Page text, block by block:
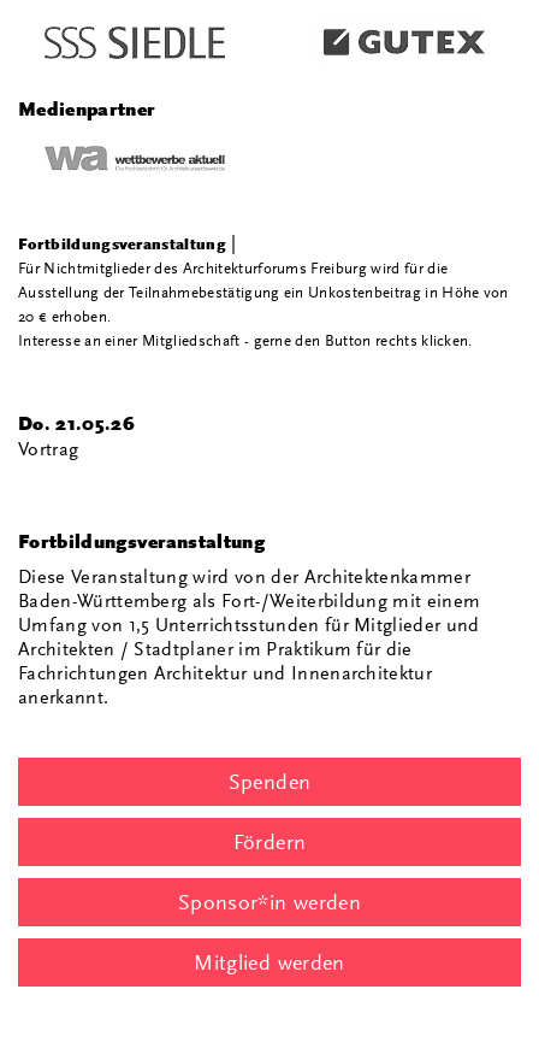
Medienpartner
Fortbildungsveranstaltung
Für Nichtmitglieder des Architekturforums Freiburg wird für die
Ausstellung der Teilnahmebestätigung ein Unkostenbeitrag in Höhe von
20 € erhoben.
Interesse an einer Mitgliedschaft - gerne den Button rechts klicken.
Do. 21.05.26
Vortrag
Fortbildungsveranstaltung
Diese Veranstaltung wird von der Architektenkammer
Baden-Württemberg als Fort-/Weiterbildung mit einem
Umfang von 1,5 Unterrichtsstunden für Mitglieder und
Architekten / Stadtplaner im Praktikum für die
Fachrichtungen Architektur und Innenarchitektur
anerkannt.
Spenden
Fördern
Sponsor*in werden
Mitglied werden